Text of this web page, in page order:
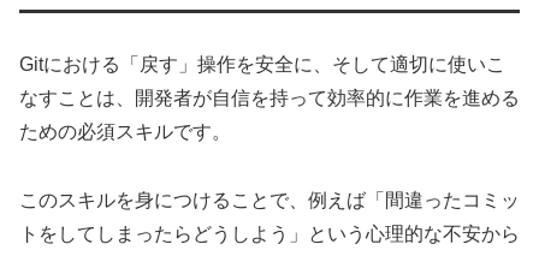
Gitにおける「戻す」操作を安全に、そして適切に使いこ
なすことは、開発者が自信を持って効率的に作業を進める
ための必須スキルです。
このスキルを身につけることで、例えば「間違ったコミッ
トをしてしまったらどうしよう」という心理的な不安から